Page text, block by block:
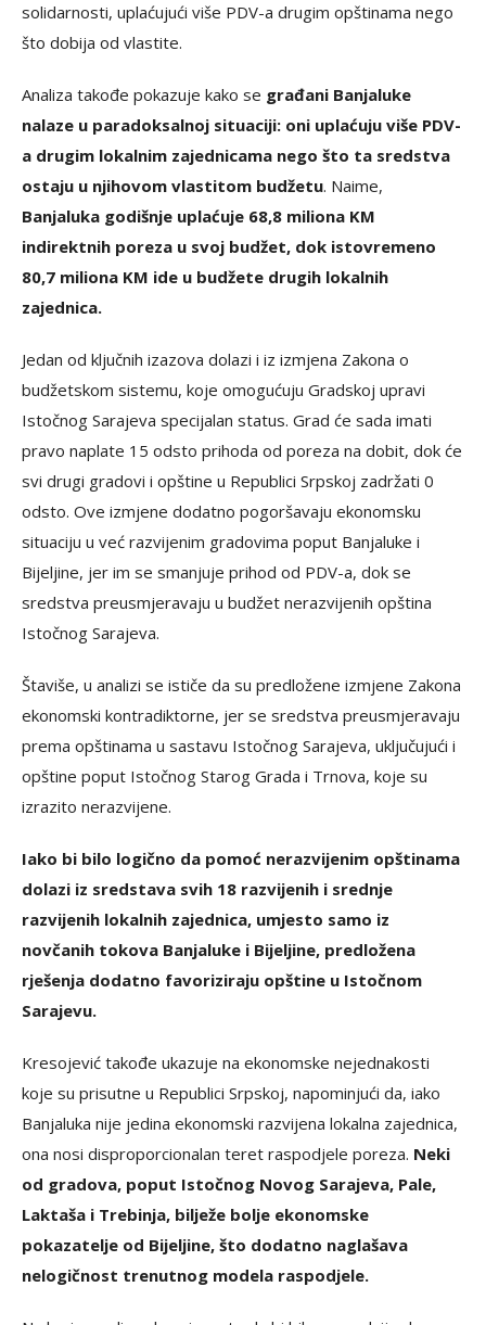
solidarnosti, uplaćujući više PDV-a drugim opštinama nego
što dobija od vlastite.
Analiza takođe pokazuje kako se građani Banjaluke
nalaze u paradoksalnoj situaciji: oni uplaćuju više PDV-
a drugim lokalnim zajednicama nego što ta sredstva
ostaju u njihovom vlastitom budžetu. Naime,
Banjaluka godišnje uplaćuje 68,8 miliona KM
indirektnih poreza u svoj budžet, dok istovremeno
80,7 miliona KM ide u budžete drugih lokalnih
zajednica.
Jedan od ključnih izazova dolazi i iz izmjena Zakona o
budžetskom sistemu, koje omogućuju Gradskoj upravi
Istočnog Sarajeva specijalan status. Grad će sada imati
pravo naplate 15 odsto prihoda od poreza na dobit, dok će
svi drugi gradovi i opštine u Republici Srpskoj zadržati 0
odsto. Ove izmjene dodatno pogoršavaju ekonomsku
situaciju u već razvijenim gradovima poput Banjaluke i
Bijeljine, jer im se smanjuje prihod od PDV-a, dok se
sredstva preusmjeravaju u budžet nerazvijenih opština
Istočnog Sarajeva.
Štaviše, u analizi se ističe da su predložene izmjene Zakona
ekonomski kontradiktorne, jer se sredstva preusmjeravaju
prema opštinama u sastavu Istočnog Sarajeva, uključujući i
opštine poput Istočnog Starog Grada i Trnova, koje su
izrazito nerazvijene.
Iako bi bilo logično da pomoć nerazvijenim opštinama
dolazi iz sredstava svih 18 razvijenih i srednje
razvijenih lokalnih zajednica, umjesto samo iz
novčanih tokova Banjaluke i Bijeljine, predložena
rješenja dodatno favoriziraju opštine u Istočnom
Sarajevu.
Kresojević takođe ukazuje na ekonomske nejednakosti
koje su prisutne u Republici Srpskoj, napominjući da, iako
Banjaluka nije jedina ekonomski razvijena lokalna zajednica,
ona nosi disproporcionalan teret raspodjele poreza. Neki
od gradova, poput Istočnog Novog Sarajeva, Pale,
Laktaša i Trebinja, bilježe bolje ekonomske
pokazatelje od Bijeljine, što dodatno naglašava
nelogičnost trenutnog modela raspodjele.